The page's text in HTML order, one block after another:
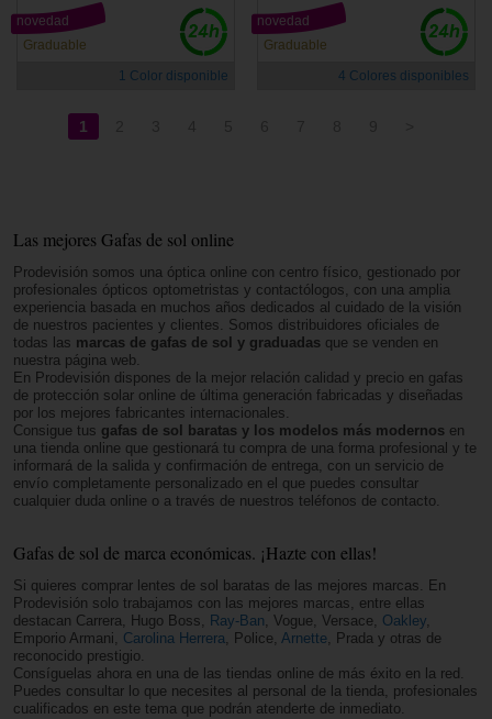
Graduable
novedad
1 Color disponible
Graduable
novedad
4 Colores disponibles
1
Las mejores Gafas de sol online
Prodevisión somos una óptica online con centro físico, gestionado por
profesionales ópticos optometristas y contactólogos, con una amplia
experiencia basada en muchos años dedicados al cuidado de la visión
de nuestros pacientes y clientes. Somos distribuidores oficiales de
todas las marcas de gafas de sol y graduadas que se venden en
nuestra página web.
En Prodevisión dispones de la mejor relación calidad y precio en gafas
de protección solar online de última generación fabricadas y diseñadas
por los mejores fabricantes internacionales.
Consigue tus gafas de sol baratas y los modelos más modernos en
una tienda online que gestionará tu compra de una forma profesional y te
informará de la salida y confirmación de entrega, con un servicio de
envío completamente personalizado en el que puedes consultar
cualquier duda online o a través de nuestros teléfonos de contacto.
Gafas de sol de marca económicas. ¡Hazte con ellas!
Si quieres comprar lentes de sol baratas de las mejores marcas. En
Prodevisión solo trabajamos con las mejores marcas, entre ellas
destacan Carrera, Hugo Boss, Ray-Ban, Vogue, Versace, Oakley,
Emporio Armani, Carolina Herrera, Police,Arnette, Prada y otras de
reconocido prestigio.
Consíguelas ahora en una de las tiendas online de más éxito en la red.
Puedes consultar lo que necesites al personal de la tienda, profesionales
cualificados en este tema que podrán atenderte de inmediato.